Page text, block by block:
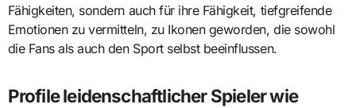
Fähigkeiten, sondern auch für ihre Fähigkeit, tiefgreifende
Emotionen zu vermitteln, zu Ikonen geworden, die sowohl
die Fans als auch den Sport selbst beeinflussen.
Profile leidenschaftlicher Spieler wie